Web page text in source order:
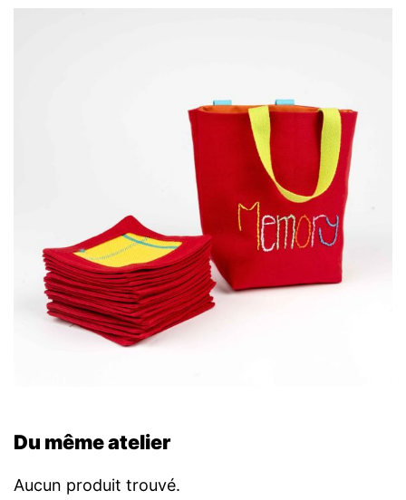
Du même atelier
Aucun produit trouvé.